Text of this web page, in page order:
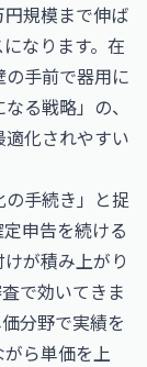
規模まで伸ば
なります。在
手前で器用に
る戦略」の、
化されやすい
手続き」と捉
申告を続ける
が積み上がり
で効いてきま
分野で実績を
ら単価を上